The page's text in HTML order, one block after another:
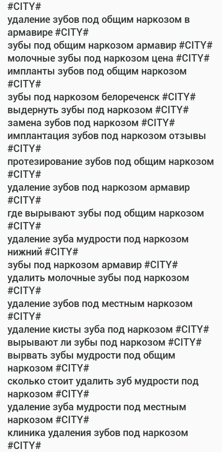
#CITY#
удаление зубов под общим наркозом в
армавире #CITY#
зубы под общим наркозом армавир #CITY#
молочные зубы под наркозом цена #CITY#
импланты зубов под общим наркозом
#CITY#
зубы под наркозом белореченск #CITY#
выдернуть зубы под наркозом #CITY#
замена зубов под наркозом #CITY#
имплантация зубов под наркозом отзывы
#CITY#
протезирование зубов под общим наркозом
#CITY#
удаление зубов под наркозом армавир
#CITY#
где вырывают зубы под общим наркозом
#CITY#
удаление зуба мудрости под наркозом
нижний #CITY#
зубы под наркозом армавир #CITY#
удалить молочные зубы под наркозом
#CITY#
удаление зубов под местным наркозом
#CITY#
удаление кисты зуба под наркозом #CITY#
вырывают ли зубы под наркозом #CITY#
вырвать зубы мудрости под общим
наркозом #CITY#
сколько стоит удалить зуб мудрости под
наркозом #CITY#
удаление зуба мудрости под местным
наркозом #CITY#
клиника удаления зубов под наркозом
#CITY#